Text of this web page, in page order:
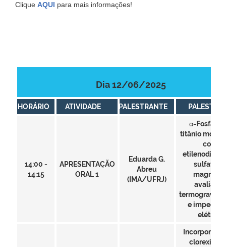
Clique AQUI para mais informações!
Dia 12/06/2025
HORÁRIO ATIVIDADE PALESTRANTE PALESTRA
14:00 -
14:15
APRESENTAÇÃO
ORAL 1
Eduarda G.
Abreu
(IMA/UFRJ)
α-Fosfato
titânio
com
sulfato
avaliação
e
elétrica